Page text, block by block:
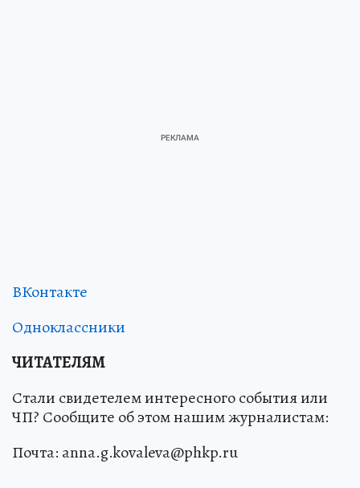
ВКонтакте
Одноклассники
ЧИТАТЕЛЯМ
Стали свидетелем интересного события или
ЧП? Сообщите об этом нашим журналистам:
Почта: anna.g.kovaleva@phkp.ru